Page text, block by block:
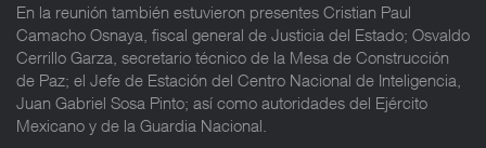
En la reunión también estuvieron presentes Cristian Paul
Camacho Osnaya, fiscal general de Justicia del Estado; Osvaldo
Cerrillo Garza, secretario técnico de la Mesa de Construcción
de Paz; el Jefe de Estación del Centro Nacional de Inteligencia,
Juan Gabriel Sosa Pinto; así como autoridades del Ejército
Mexicano y de la Guardia Nacional.